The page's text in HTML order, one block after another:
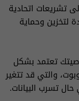
تشريعات اتحادية
لتخزين وحماية
تعتمد بشكل
والتي قد تتغير
تسرب البيانات.